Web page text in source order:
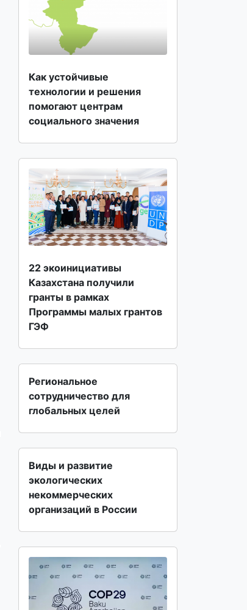
Как устойчивые
технологии и решения
помогают центрам
социального значения
22 экоинициативы
Казахстана получили
гранты в рамках
Программы малых грантов
ГЭФ
Региональное
сотрудничество для
глобальных целей
Виды и развитие
экологических
некоммерческих
организаций в России